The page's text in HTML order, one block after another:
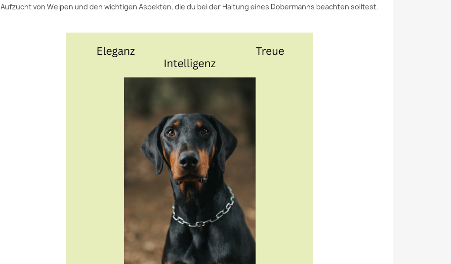
ERKENNEN HUNDE
MENSCHLICHE
diesem Text erfährst du, wie
STREUSALZ IM WINTER-
WAS MUSS ICH BEIM
GASSIGEHEN
BEACHTEN?
die Pfoten von Hunden reizen
und bei Aufnahme
gesundheitliche...
Weiterlesen
Aufzucht von Welpen und den wichtigen Aspekten, die du bei der Haltung eines Dobermanns beachten solltest.